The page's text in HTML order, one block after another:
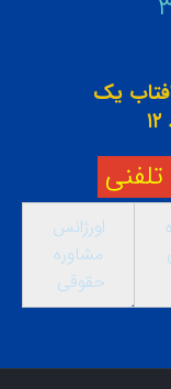
یک
اورژانس
مشاوره
حقوقی